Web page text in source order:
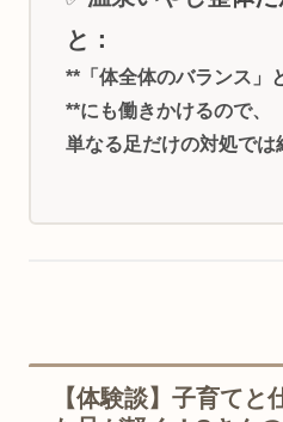
と：
**「体全体のバランス」
**にも働きかけるので、
単なる足だけの対処では
【体験談】子育てと